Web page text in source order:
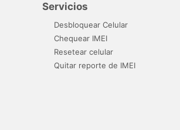
Servicios
Desbloquear Celular
Chequear IMEI
Resetear celular
Quitar reporte de IMEI